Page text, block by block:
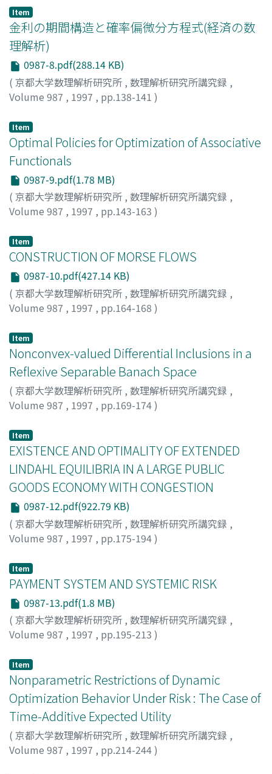
Item
金利の期間構造と確率偏微分方程式(経済の数
理解析)
0987-8.pdf(288.14 KB)
( 京都大学数理解析研究所 , 数理解析研究所講究録 ,
Volume 987 , 1997 , pp.138-141 )
Item
Optimal Policies for Optimization of Associative
Functionals
0987-9.pdf(1.78 MB)
( 京都大学数理解析研究所 , 数理解析研究所講究録 ,
Volume 987 , 1997 , pp.143-163 )
Item
CONSTRUCTION OF MORSE FLOWS
0987-10.pdf(427.14 KB)
( 京都大学数理解析研究所 , 数理解析研究所講究録 ,
Volume 987 , 1997 , pp.164-168 )
Item
Nonconvex-valued Differential Inclusions in a
Reflexive Separable Banach Space
( 京都大学数理解析研究所 , 数理解析研究所講究録 ,
Volume 987 , 1997 , pp.169-174)
Item
EXISTENCE AND OPTIMALITY OF EXTENDED
LINDAHL EQUILIBRIA IN A LARGE PUBLIC
GOODS ECONOMY WITH CONGESTION
0987-12.pdf(922.79 KB)
( 京都大学数理解析研究所 , 数理解析研究所講究録 ,
Volume 987 , 1997 , pp.175-194)
Item
PAYMENT SYSTEM AND SYSTEMIC RISK
0987-13.pdf(1.8 MB)
( 京都大学数理解析研究所 , 数理解析研究所講究録 ,
Volume 987 , 1997 , pp.195-213 )
Item
Nonparametric Restrictions of Dynamic
Optimization Behavior Under Risk : The Case of
Time-Additive Expected Utility
( 京都大学数理解析研究所 , 数理解析研究所講究録 ,
Volume 987 , 1997 , pp.214-244)